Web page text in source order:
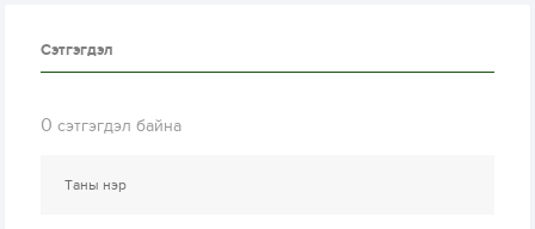
Сэтгэгдэл
0 сэтгэгдэл байна